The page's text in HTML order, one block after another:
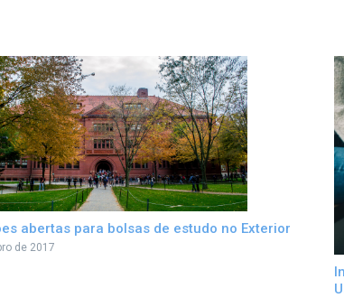
abertas para bolsas de estudo no Exterior
de 2017